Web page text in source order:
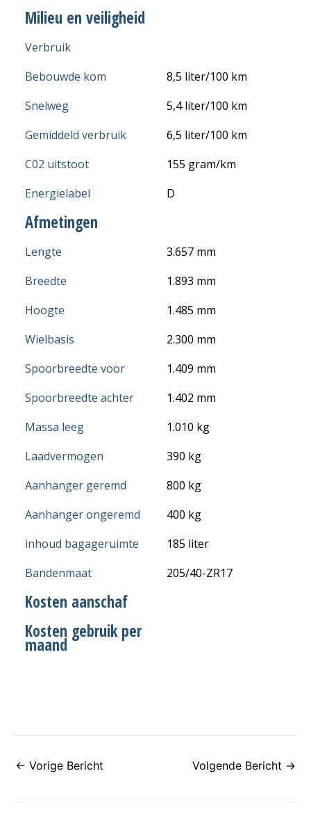
Milieu en veiligheid
Verbruik
Bebouwde kom
8,5 liter/100 km
Snelweg
5,4 liter/100 km
Gemiddeld verbruik
6,5 liter/100 km
C02 uitstoot
155 gram/km
Energielabel
D
Afmetingen
Lengte
3.657 mm
Breedte
1.893 mm
Hoogte
1.485 mm
Wielbasis
2.300 mm
Spoorbreedte voor
1.409 mm
Spoorbreedte achter
1.402 mm
Massa leeg
1.010 kg
Laadvermogen
390 kg
Aanhanger geremd
800 kg
Aanhanger ongeremd
400 kg
inhoud bagageruimte
185 liter
Bandenmaat
205/40-ZR17
Kosten aanschaf
Kosten gebruik per
maand
← Vorige Bericht Volgende Bericht →